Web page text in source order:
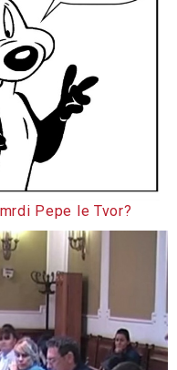
Pepe le Tvor?